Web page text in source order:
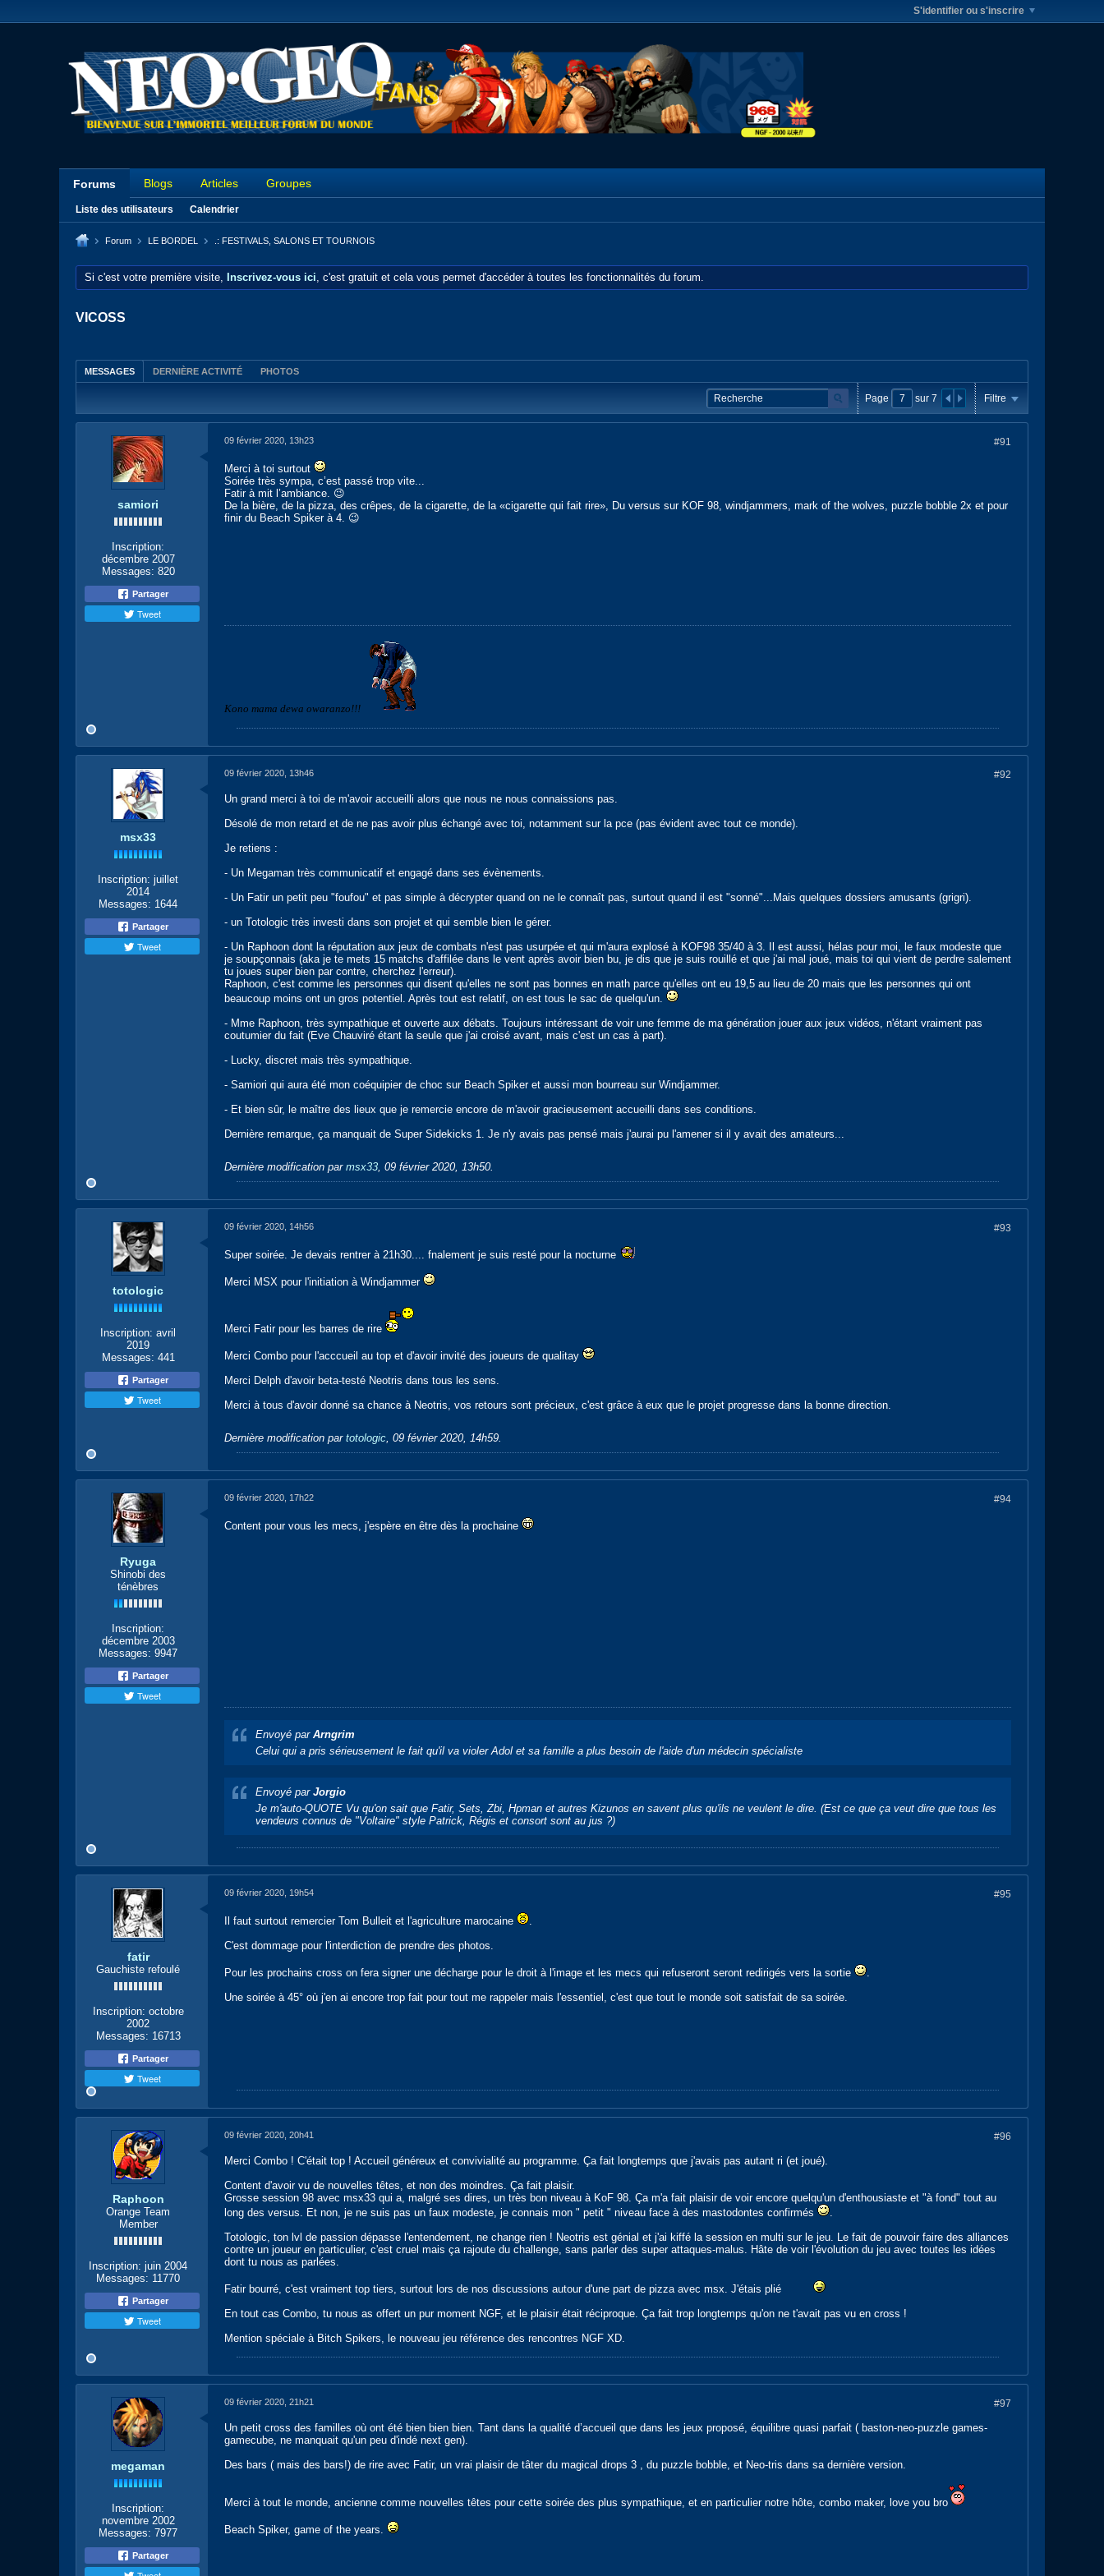
S'identifier ou s'inscrire
Forums Blogs Articles Groupes
Liste des utilisateurs Calendrier
Forum LE BORDEL .: FESTIVALS, SALONS ET TOURNOIS
Si c'est votre première visite, Inscrivez-vous ici, c'est gratuit et cela vous permet d'accéder à toutes les fonctionnalités du forum.
VICOSS
MESSAGES DERNIÈRE ACTIVITÉ PHOTOS
Page sur 7 Filtre
samiori
Inscription:
décembre 2007
Messages: 820
Partager
Tweet
#91
09 février 2020, 13h23
Merci à toi surtout
Soirée très sympa, c’est passé trop vite...
Fatir à mit l’ambiance. 😉
De la bière, de la pizza, des crêpes, de la cigarette, de la «cigarette qui fait rire», Du versus sur KOF 98, windjammers, mark of the wolves, puzzle bobble 2x et pour
finir du Beach Spiker à 4. 😉
Kono mama dewa owaranzo!!!
msx33
Inscription: juillet
2014
Messages: 1644
Partager
Tweet
#92
09 février 2020, 13h46
Un grand merci à toi de m'avoir accueilli alors que nous ne nous connaissions pas.
Désolé de mon retard et de ne pas avoir plus échangé avec toi, notamment sur la pce (pas évident avec tout ce monde).
Je retiens :
- Un Megaman très communicatif et engagé dans ses évènements.
- Un Fatir un petit peu "foufou" et pas simple à décrypter quand on ne le connaît pas, surtout quand il est "sonné"...Mais quelques dossiers amusants (grigri).
- un Totologic très investi dans son projet et qui semble bien le gérer.
- Un Raphoon dont la réputation aux jeux de combats n'est pas usurpée et qui m'aura explosé à KOF98 35/40 à 3. Il est aussi, hélas pour moi, le faux modeste que
je soupçonnais (aka je te mets 15 matchs d'affilée dans le vent après avoir bien bu, je dis que je suis rouillé et que j'ai mal joué, mais toi qui vient de perdre salement
tu joues super bien par contre, cherchez l'erreur).
Raphoon, c'est comme les personnes qui disent qu'elles ne sont pas bonnes en math parce qu'elles ont eu 19,5 au lieu de 20 mais que les personnes qui ont
beaucoup moins ont un gros potentiel. Après tout est relatif, on est tous le sac de quelqu'un.
- Mme Raphoon, très sympathique et ouverte aux débats. Toujours intéressant de voir une femme de ma génération jouer aux jeux vidéos, n'étant vraiment pas
coutumier du fait (Eve Chauviré étant la seule que j'ai croisé avant, mais c'est un cas à part).
- Lucky, discret mais très sympathique.
- Samiori qui aura été mon coéquipier de choc sur Beach Spiker et aussi mon bourreau sur Windjammer.
- Et bien sûr, le maître des lieux que je remercie encore de m'avoir gracieusement accueilli dans ses conditions.
Dernière remarque, ça manquait de Super Sidekicks 1. Je n'y avais pas pensé mais j'aurai pu l'amener si il y avait des amateurs...
Dernière modification par msx33, 09 février 2020, 13h50.
totologic
Inscription: avril
2019
Messages: 441
Partager
Tweet
#93
09 février 2020, 14h56
Super soirée. Je devais rentrer à 21h30.... fnalement je suis resté pour la nocturne
Merci MSX pour l'initiation à Windjammer
Merci Fatir pour les barres de rire
Merci Combo pour l'acccueil au top et d'avoir invité des joueurs de qualitay
Merci Delph d'avoir beta-testé Neotris dans tous les sens.
Merci à tous d'avoir donné sa chance à Neotris, vos retours sont précieux, c'est grâce à eux que le projet progresse dans la bonne direction.
Dernière modification par totologic, 09 février 2020, 14h59.
Ryuga
Shinobi des
ténèbres
Inscription:
décembre 2003
Messages: 9947
Partager
Tweet
#94
09 février 2020, 17h22
Content pour vous les mecs, j'espère en être dès la prochaine
Envoyé par Arngrim
Celui qui a pris sérieusement le fait qu'il va violer Adol et sa famille a plus besoin de l'aide d'un médecin spécialiste
Envoyé par Jorgio
Je m'auto-QUOTE Vu qu'on sait que Fatir, Sets, Zbi, Hpman et autres Kizunos en savent plus qu'ils ne veulent le dire. (Est ce que ça veut dire que tous les
vendeurs connus de "Voltaire" style Patrick, Régis et consort sont au jus ?)
fatir
Gauchiste refoulé
Inscription: octobre
2002
Messages: 16713
Partager
Tweet
#95
09 février 2020, 19h54
Il faut surtout remercier Tom Bulleit et l'agriculture marocaine
.
C'est dommage pour l'interdiction de prendre des photos.
Pour les prochains cross on fera signer une décharge pour le droit à l'image et les mecs qui refuseront seront redirigés vers la sortie
.
Une soirée à 45° où j'en ai encore trop fait pour tout me rappeler mais l'essentiel, c'est que tout le monde soit satisfait de sa soirée.
Raphoon
Orange Team
Member
Inscription: juin 2004
Messages: 11770
Partager
Tweet
#96
09 février 2020, 20h41
Merci Combo ! C'était top ! Accueil généreux et convivialité au programme. Ça fait longtemps que j'avais pas autant ri (et joué).
Content d'avoir vu de nouvelles têtes, et non des moindres. Ça fait plaisir.
Grosse session 98 avec msx33 qui a, malgré ses dires, un très bon niveau à KoF 98. Ça m'a fait plaisir de voir encore quelqu'un d'enthousiaste et "à fond" tout au
long des versus. Et non, je ne suis pas un faux modeste, je connais mon " petit " niveau face à des mastodontes confirmés
.
Totologic, ton lvl de passion dépasse l'entendement, ne change rien ! Neotris est génial et j'ai kiffé la session en multi sur le jeu. Le fait de pouvoir faire des alliances
contre un joueur en particulier, c'est cruel mais ça rajoute du challenge, sans parler des super attaques-malus. Hâte de voir l'évolution du jeu avec toutes les idées
dont tu nous as parlées.
Fatir bourré, c'est vraiment top tiers, surtout lors de nos discussions autour d'une part de pizza avec msx. J'étais plié
En tout cas Combo, tu nous as offert un pur moment NGF, et le plaisir était réciproque. Ça fait trop longtemps qu'on ne t'avait pas vu en cross !
Mention spéciale à Bitch Spikers, le nouveau jeu référence des rencontres NGF XD.
megaman
Inscription:
novembre 2002
Messages: 7977
Partager
#97
09 février 2020, 21h21
Un petit cross des familles où ont été bien bien bien. Tant dans la qualité d’accueil que dans les jeux proposé, équilibre quasi parfait ( baston-neo-puzzle games-
gamecube, ne manquait qu'un peu d'indé next gen).
Des bars ( mais des bars!) de rire avec Fatir, un vrai plaisir de tâter du magical drops 3 , du puzzle bobble, et Neo-tris dans sa dernière version.
Merci à tout le monde, ancienne comme nouvelles têtes pour cette soirée des plus sympathique, et en particulier notre hôte, combo maker, love you bro
Beach Spiker, game of the years.